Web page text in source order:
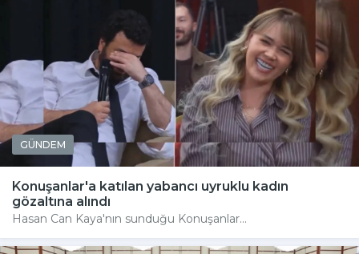
GÜNDEM
Konuşanlar'a katılan yabancı uyruklu kadın
gözaltına alındı
Hasan Can Kaya'nın sunduğu Konuşanlar...